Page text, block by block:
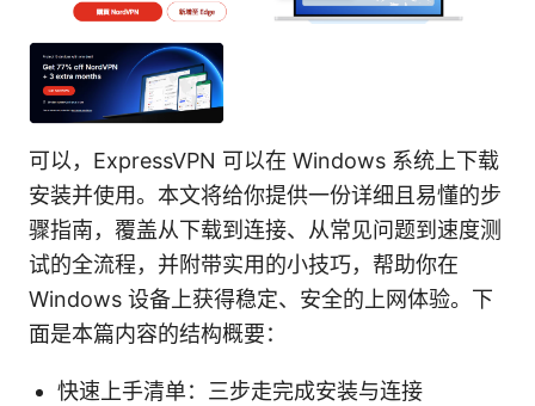
可以，ExpressVPN 可以在 Windows 系统上下载
安装并使用。本文将给你提供一份详细且易懂的步
骤指南，覆盖从下载到连接、从常见问题到速度测
试的全流程，并附带实用的小技巧，帮助你在
Windows 设备上获得稳定、安全的上网体验。下
面是本篇内容的结构概要：
快速上手清单：三步走完成安装与连接